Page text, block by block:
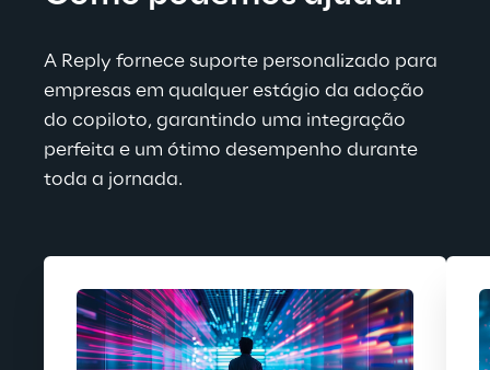
A Reply fornece suporte personalizado para
empresas em qualquer estágio da adoção
do copiloto, garantindo uma integração
perfeita e um ótimo desempenho durante
toda a jornada.